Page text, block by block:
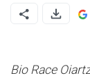
Bio Race